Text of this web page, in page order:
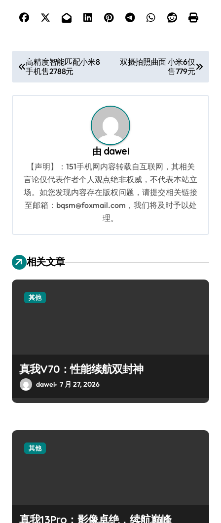
章
导
高精度智能匹配小米8
手机售2788元
双摄拍照曲面 小米6仅
售779元
由 dawei
【声明】：151手机网内容转载自互联网，其相关
言论仅代表作者个人观点绝非权威，不代表本站立
场。如您发现内容存在版权问题，请提交相关链接
至邮箱：bqsm@foxmail.com，我们将及时予以处
理。
相关文章
其他
真我V70：性能续航双封神
dawei 7 月 27, 2026
其他
真我13Pro：影像卓绝，续航巅峰